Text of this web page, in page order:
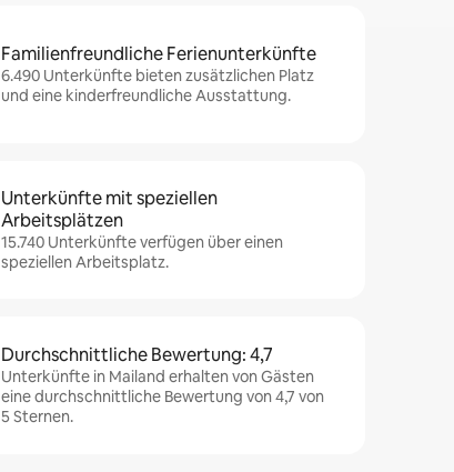
Familienfreundliche Ferienunterkünfte
6.490 Unterkünfte bieten zusätzlichen Platz
und eine kinderfreundliche Ausstattung.
Unterkünfte mit speziellen
Arbeitsplätzen
15.740 Unterkünfte verfügen über einen
speziellen Arbeitsplatz.
Durchschnittliche Bewertung: 4,7
Unterkünfte in Mailand erhalten von Gästen
eine durchschnittliche Bewertung von 4,7 von
5 Sternen.